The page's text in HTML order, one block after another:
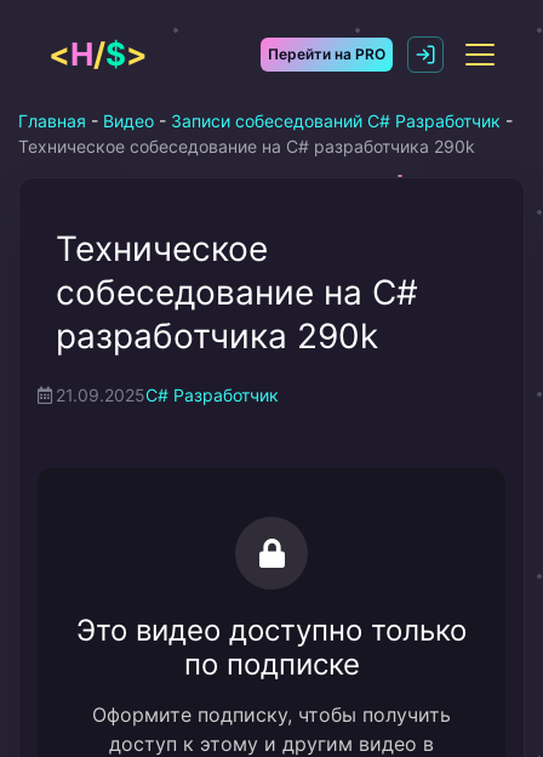
содержимому
<H/$> Перейти на PRO
Главная - Видео - Записи собеседований C# Разработчик -
Техническое собеседование на C# разработчика 290k
Техническое
собеседование на C#
разработчика 290k
21.09.2025C# Разработчик
Это видео доступно только
по подписке
Оформите подписку, чтобы получить
доступ к этому и другим видео в